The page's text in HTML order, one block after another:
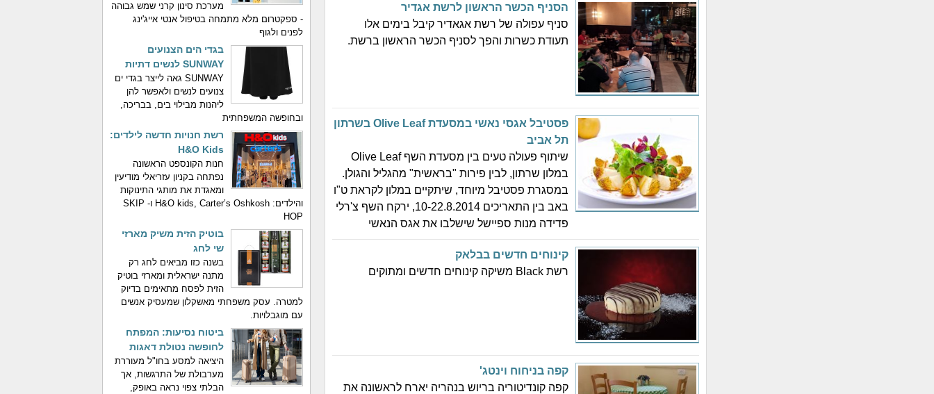
מערכת סינון קרני שמש גבוהה
- ספקטרום מלא מתמחה בטיפול אנטי אייג'ינג
לפנים ולגוף
בגדי הים הצנועים
SUNWAY לנשים דתיות
SUNWAY גאה לייצר בגדי ים
צנועים לנשים ולאפשר להן
ליהנות מבילוי בים, בבריכה,
ובחופשה המשפחתית
רשת חנויות חדשה לילדים:
H&O Kids
חנות הקונספט הראשונה
נפתחה בקניון עזריאלי מודיעין
ומאגדת את מותגי התינוקות
והילדים: H&O kids, Carter’s Oshkosh ו- SKIP
HOP
בוטיק הזית משיק מארזי
שי לחג
בשנה כזו מביאים לחג רק
מתנה ישראלית ומארזי בוטיק
הזית לפסח מתאימים בדיוק
למטרה. עסק משפחתי מאשקלון שמעסיק אנשים
עם מוגבלויות.
ביטוח נסיעות: המפתח
לחופשה נטולת דאגות
היציאה למסע בחו"ל מעוררת
מערבולת של התרגשות, אך
הבלתי צפוי נראה באופק,
הסניף הכשר הראשון לרשת אגדיר
סניף עפולה של רשת אגאדיר קיבל בימים אלו
תעודת כשרות והפך לסניף הכשר הראשון ברשת.
פסטיבל אגסי נאשי במסעדת Olive Leaf בשרתון
תל אביב
שיתוף פעולה טעים בין מסעדת השף Olive Leaf
במלון שרתון, לבין פירות "בראשית" מהגליל והגולן.
במסגרת פסטיבל מיוחד, שיתקיים במלון לקראת ט"ו
באב בין התאריכים 10-22.8.2014, ירקח השף צ'רלי
פדידה מנות ספיישל שישלבו את אגס הנאשי
קינוחים חדשים בבלאק
רשת Black משיקה קינוחים חדשים ומתוקים
קפה בניחוח וינטג'
קפה קונדיטוריה בריוש בנהריה יארח לראשונה את